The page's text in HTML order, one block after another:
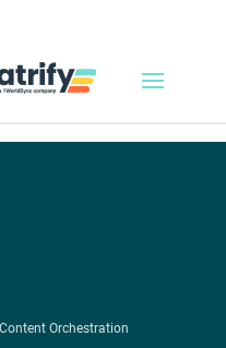
Orchestration